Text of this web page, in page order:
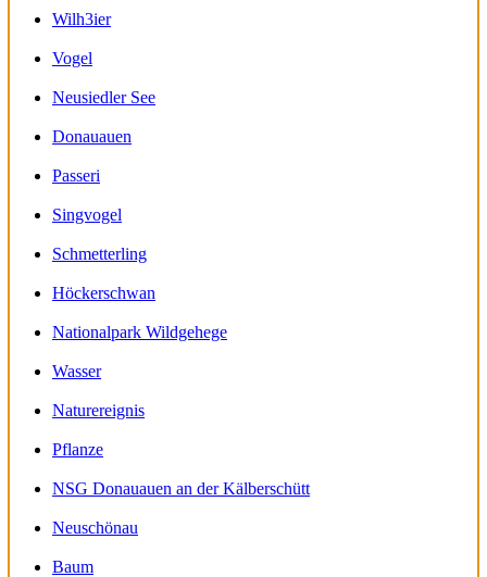
Wilh3ier
Vogel
Neusiedler See
Donauauen
Passeri
Singvogel
Schmetterling
Höckerschwan
Nationalpark Wildgehege
Wasser
Naturereignis
Pflanze
NSG Donauauen an der Kälberschütt
Neuschönau
Baum